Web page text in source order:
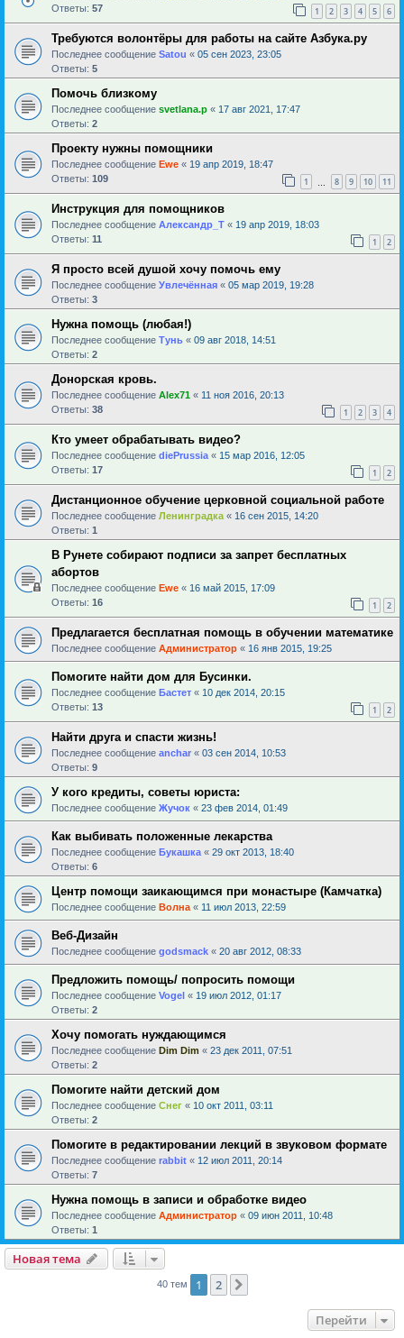
Ответы: 57 1 2 3 4 5 6
Требуются волонтёры для работы на сайте Азбука.ру
Последнее сообщение Satou « 05 сен 2023, 23:05
Ответы: 5
Помочь близкому
Последнее сообщение svetlana.p « 17 авг 2021, 17:47
Ответы: 2
Проекту нужны помощники
Последнее сообщение Ewe « 19 апр 2019, 18:47
Ответы: 109 1 8 9 10 11
Инструкция для помощников
Последнее сообщение Александр_Т « 19 апр 2019, 18:03
Ответы: 11 1 2
Я просто всей душой хочу помочь ему
Последнее сообщение Увлечённая « 05 мар 2019, 19:28
Ответы: 3
Нужна помощь (любая!)
Последнее сообщение Тунь « 09 авг 2018, 14:51
Ответы: 2
Донорская кровь.
Последнее сообщение Alex71 « 11 ноя 2016, 20:13
Ответы: 38 1 2 3 4
Кто умеет обрабатывать видео?
Последнее сообщение diePrussia « 15 мар 2016, 12:05
Ответы: 17 1 2
Дистанционное обучение церковной социальной работе
Последнее сообщение Ленинградка « 16 сен 2015, 14:20
Ответы: 1
В Рунете собирают подписи за запрет бесплатных
абортов
Последнее сообщение Ewe « 16 май 2015, 17:09
Ответы: 16 1 2
Предлагается бесплатная помощь в обучении математике
Последнее сообщение Администратор « 16 янв 2015, 19:25
Помогите найти дом для Бусинки.
Последнее сообщение Бастет « 10 дек 2014, 20:15
Ответы: 13 1 2
Найти друга и спасти жизнь!
Последнее сообщение anchar « 03 сен 2014, 10:53
Ответы: 9
У кого кредиты, советы юриста:
Последнее сообщение Жучок « 23 фев 2014, 01:49
Как выбивать положенные лекарства
Последнее сообщение Букашка « 29 окт 2013, 18:40
Ответы: 6
Центр помощи заикающимся при монастыре (Камчатка)
Последнее сообщение Волна « 11 июл 2013, 22:59
Веб-Дизайн
Последнее сообщение godsmack « 20 авг 2012, 08:33
Предложить помощь/ попросить помощи
Последнее сообщение Vogel « 19 июл 2012, 01:17
Ответы: 2
Хочу помогать нуждающимся
Последнее сообщение Dim Dim « 23 дек 2011, 07:51
Ответы: 2
Помогите найти детский дом
Последнее сообщение Снег « 10 окт 2011, 03:11
Ответы: 2
Помогите в редактировании лекций в звуковом формате
Последнее сообщение rabbit « 12 июл 2011, 20:14
Ответы: 7
Нужна помощь в записи и обработке видео
Последнее сообщение Администратор « 09 июн 2011, 10:48
Ответы: 1
Новая тема
40 тем 1 2
Перейти